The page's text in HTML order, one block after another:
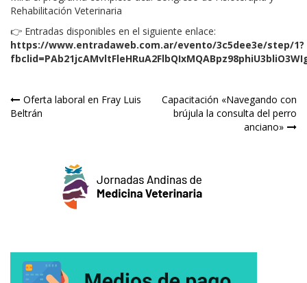
Rehabilitación Veterinaria
👉 Entradas disponibles en el siguiente enlace:
https://www.entradaweb.com.ar/evento/3c5dee3e/step/1?
Navegación
de
Oferta laboral en Fray Luis
Beltrán
Capacitación «Navegando con
brújula la consulta del perro
anciano»